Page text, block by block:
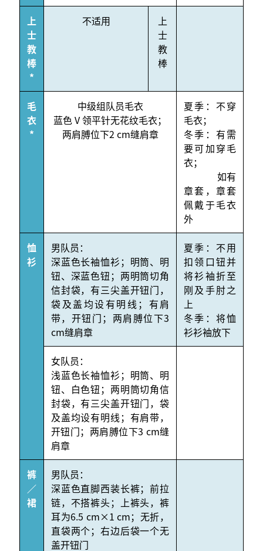
上
士
教
棒
*
不适用
上
士
教
棒
毛
衣
*
中级组队员毛衣
蓝色 V 领平针无花纹毛衣；
两肩膊位下2 cm缝肩章
夏季：不穿
毛衣；
冬季：有需
要可加穿毛
衣；
如有
章套，章套
佩戴于毛衣
外
恤
衫
男队员：
深蓝色长袖恤衫；明筒、明
钮、深蓝色钮；两明筒切角
信封袋，有三尖盖开钮门，
袋及盖均设有明线；有肩
带，开钮门；两肩膊位下3
cm缝肩章
夏季：不用
扣领口钮并
将衫袖折至
刚及手肘之
上
冬季：将恤
衫衫袖放下
女队员：
浅蓝色长袖恤衫；明筒、明
钮、白色钮；两明筒切角信
封袋，有三尖盖开钮门，袋
及盖均设有明线；有肩带，
开钮门；两肩膊位下3 cm缝
肩章
裤
／
裙
男队员：
深蓝色直脚西装长裤；前拉
链，不搭裤头；上裤头，裤
耳为6.5 cm×1 cm；无折，
直袋两个；右边后袋一个无
盖开钮门